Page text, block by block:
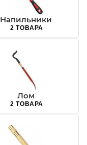
Напильники
2 ТОВАРА
Лом
2 ТОВАРА